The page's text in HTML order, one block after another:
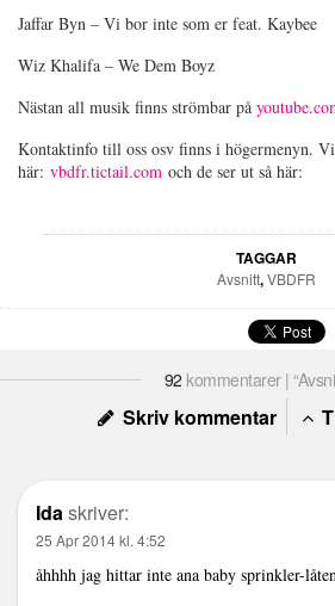
Jaffar Byn – Vi bor inte som er feat. Kaybee
Wiz Khalifa – We Dem Boyz
Nästan all musik finns strömbar på
Kontaktinfo till oss osv finns i högermenyn.
här: vbdfr.tictail.com och de ser ut så här:
TAGGAR
Avsnitt,VBDFR
92 kommentarer |
Skriv kommentar
Idaskriver:
25 Apr 2014 kl. 4:52
åhhhh jag hittar inte ana baby sprinkler-